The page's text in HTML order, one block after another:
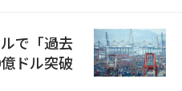
で「過去
ドル突破